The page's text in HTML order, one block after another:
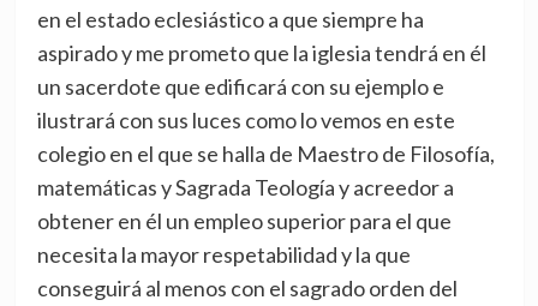
en el estado eclesiástico a que siempre ha
aspirado y me prometo que la iglesia tendrá en él
un sacerdote que edificará con su ejemplo e
ilustrará con sus luces como lo vemos en este
colegio en el que se halla de Maestro de Filosofía,
matemáticas y Sagrada Teología y acreedor a
obtener en él un empleo superior para el que
necesita la mayor respetabilidad y la que
conseguirá al menos con el sagrado orden del